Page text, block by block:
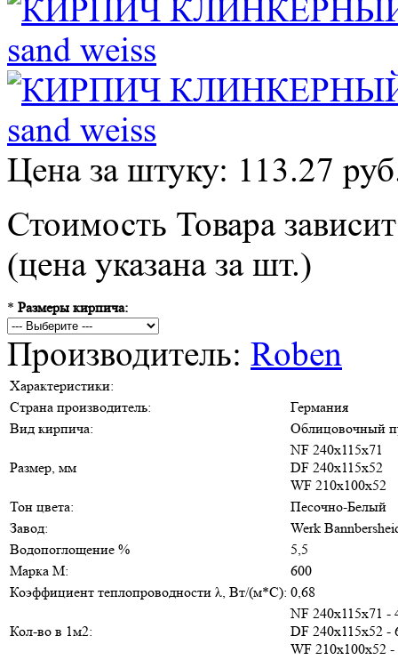
Цена за штуку: 113.27
Стоимость Товара
(цена указана за шт.)
* Размеры кирпича:
Производитель: Roben
Характеристики:
Страна производитель:
Германия
Вид кирпича:
Облицовочный
Размер, мм
NF 240х115х71
DF 240х115х52
WF 210х100х52
Тон цвета:
Песочно-Белый
Завод:
Werk
Водопоглощение %
5,5
Марка М:
600
Коэффициент теплопроводности λ, Вт/(м*С): 0,68
Кол-во в 1м2:
NF 240х115х71 -
DF 240х115х52 -
WF 210х100х52